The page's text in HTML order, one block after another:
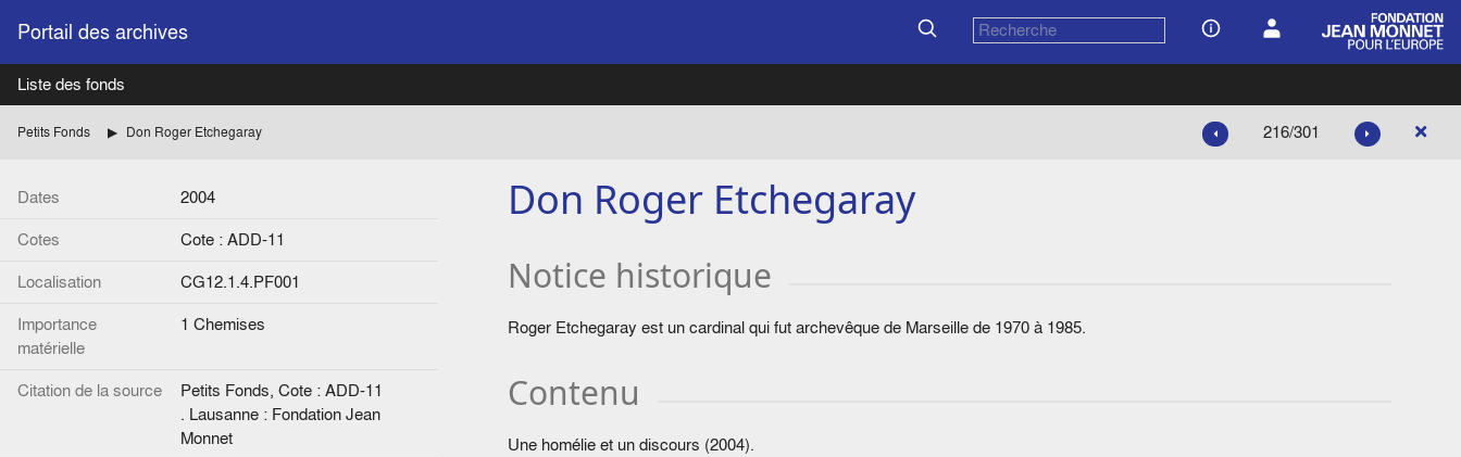
Portail des archives
Liste des fonds
Petits Fonds Don Roger Etchegaray 216/301
Dates
2004
Cotes
Cote : ADD-11
Localisation
CG12.1.4.PF001
Importance
matérielle
1 Chemises
Citation de la source
Petits Fonds, Cote : ADD-11
. Lausanne : Fondation Jean
Monnet
Don Roger Etchegaray
Notice historique
Roger Etchegaray est un cardinal qui fut archevêque de Marseille de 1970 à 1985.
Contenu
Une homélie et un discours (2004).